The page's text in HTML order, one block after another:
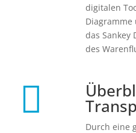
digitalen
Diagramme
das Sankey
des

Durch eine